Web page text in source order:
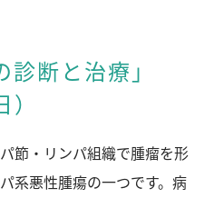
診断と治療」
節・リンパ組織で腫瘤を形
系悪性腫瘍の一つです。病